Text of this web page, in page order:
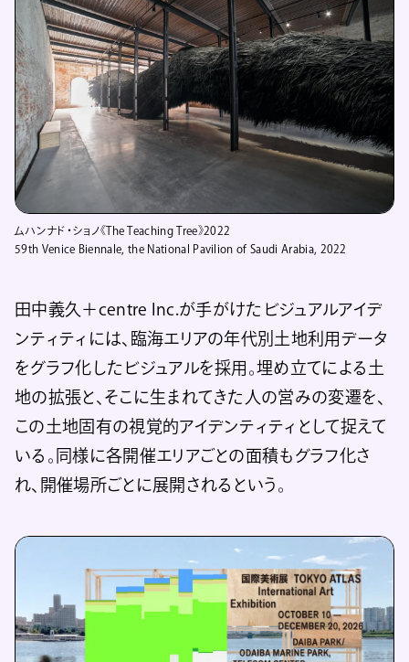
ムハンナド・ショノ《The Teaching Tree》2022
59th Venice Biennale, the National Pavilion of Saudi Arabia, 2022
田中義久＋centre Inc.が手がけたビジュアルアイデ
ンティティには、臨海エリアの年代別土地利用データ
をグラフ化したビジュアルを採用。埋め立てによる土
地の拡張と、そこに生まれてきた人の営みの変遷を、
この土地固有の視覚的アイデンティティとして捉えて
いる。同様に各開催エリアごとの面積もグラフ化さ
れ、開催場所ごとに展開されるという。